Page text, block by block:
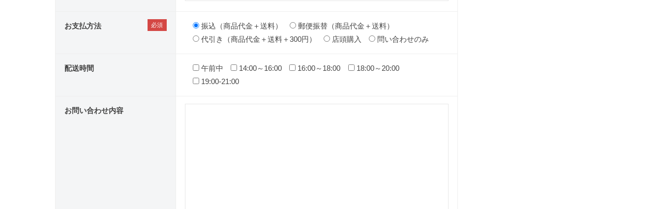
お支払方法 振込（商品代金＋送料）
郵便振替（商品代金＋送料）
代引き（商品代金＋送料＋300円）
店頭購入 問い合わせのみ
配送時間 午前中 14:00～16:00 16:00～18:00
18:00～20:00
19:00-21:00
お問い合わせ内容